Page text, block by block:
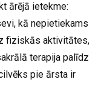
ārējā ietekme:
kā nepietiekams
fiziskās aktivitātes,
terapija palīdz
pie ārsta ir